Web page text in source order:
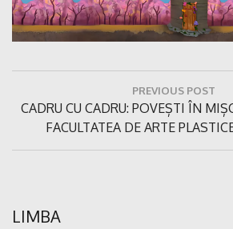
articole
PREVIOUS POST
Previous
Post:
CADRU CU CADRU: POVEȘTI ÎN
FACULTATEA DE ARTE
LIMBA